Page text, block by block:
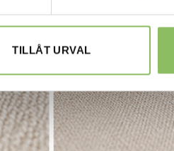
TILLÅT URVAL